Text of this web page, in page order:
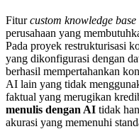
Fiturcustom knowledge base
perusahaan yang
Pada proyek restrukturisasi
yang dikonfigurasi dengan
berhasil mempertahankan
AI lain yang tidak
faktual yang merugikan
menulis dengan AI tidak
akurasi yang memenuhi